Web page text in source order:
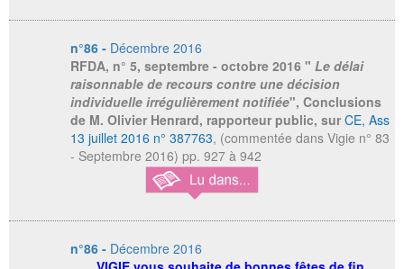
n°86 - Décembre 2016
RFDA, n° 5, septembre - octobre 2016 " Le délai
raisonnable de recours contre une décision
individuelle irrégulièrement notifiée", Conclusions
de M. Olivier Henrard, rapporteur public, sur CE, Ass
13 juillet 2016 n° 387763, (commentée dans Vigie n° 83
- Septembre 2016) pp. 927 à 942
n°86 - Décembre 2016